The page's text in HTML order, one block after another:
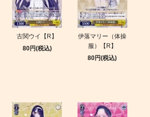
古関ウイ【R】
80円(税込)
伊落マリー（体操
服）【R】
80円(税込)